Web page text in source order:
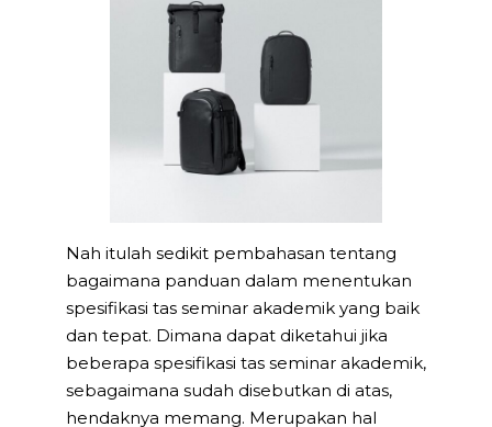
Nah itulah sedikit pembahasan tentang
bagaimana panduan dalam menentukan
spesifikasi tas seminar akademik yang baik
dan tepat. Dimana dapat diketahui jika
beberapa spesifikasi tas seminar akademik,
sebagaimana sudah disebutkan di atas,
hendaknya memang. Merupakan hal